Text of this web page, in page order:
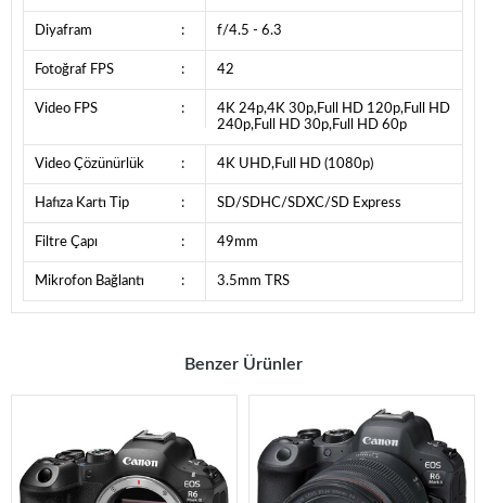
Diyafram : f/4.5 - 6.3
Fotoğraf FPS : 42
Video FPS :
4K 24p,4K 30p,Full HD 120p,Full HD
240p,Full HD 30p,Full HD 60p
Video Çözünürlük : 4K UHD,Full HD (1080p)
Hafıza Kartı Tip : SD/SDHC/SDXC/SD Express
Filtre Çapı : 49mm
Mikrofon Bağlantı : 3.5mm TRS
Benzer Ürünler